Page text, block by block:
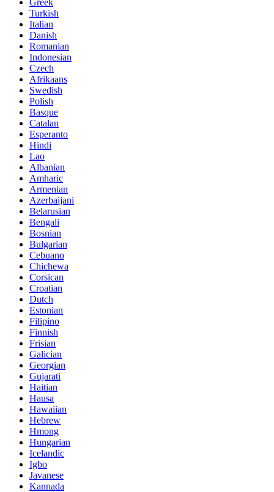
Greek
Turkish
Italian
Danish
Romanian
Indonesian
Czech
Afrikaans
Swedish
Polish
Basque
Catalan
Esperanto
Hindi
Lao
Albanian
Amharic
Armenian
Azerbaijani
Belarusian
Bengali
Bosnian
Bulgarian
Cebuano
Chichewa
Corsican
Croatian
Dutch
Estonian
Filipino
Finnish
Frisian
Galician
Georgian
Gujarati
Haitian
Hausa
Hawaiian
Hebrew
Hmong
Hungarian
Icelandic
Igbo
Javanese
Kannada